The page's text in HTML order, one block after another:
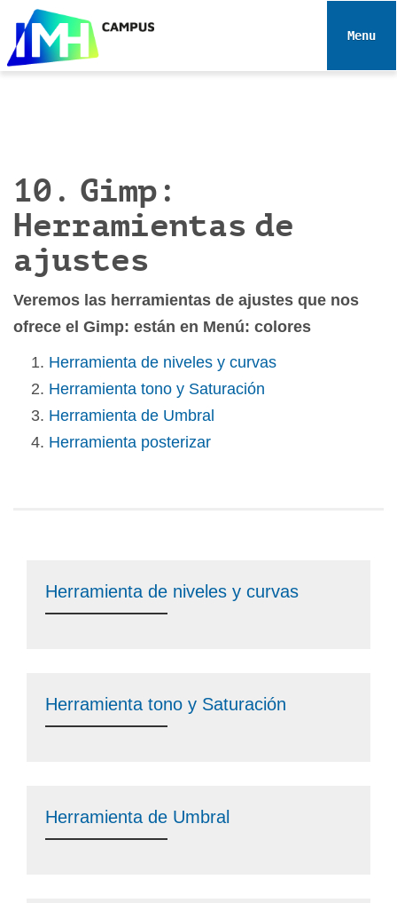
e
Toggle
10. Gimp:
Herramientas de
ajustes
Veremos las herramientas de ajustes que nos
ofrece el Gimp: están en Menú: colores
Herramienta de niveles y curvas
Herramienta tono y Saturación
Herramienta de Umbral
Herramienta posterizar
Herramienta de niveles y curvas
Herramienta tono y Saturación
Herramienta de Umbral